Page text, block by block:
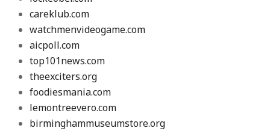
careklub.com
watchmenvideogame.com
aicpoll.com
top101news.com
theexciters.org
foodiesmania.com
lemontreevero.com
birminghammuseumstore.org